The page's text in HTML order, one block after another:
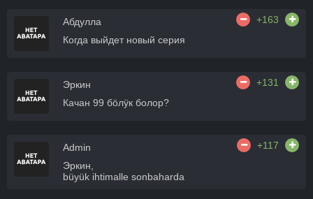
Абдулла
+163
Когда выйдет новый серия
Эркин
+131
Качан 99 бӧлӱк болор?
Admin
+117
Эркин,
büyük ihtimalle sonbaharda